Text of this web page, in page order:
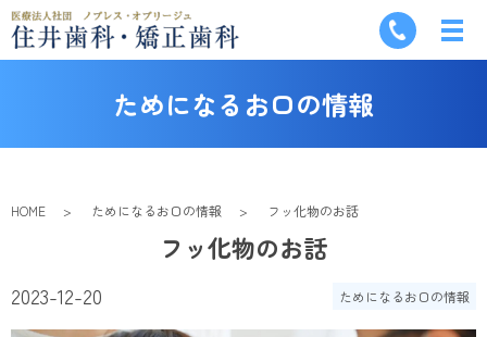
ためになるお口の情報
HOME ためになるお口の情報 フッ化物のお話
フッ化物のお話
2023-12-20 ためになるお口の情報